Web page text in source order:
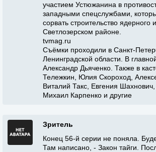
участием Устюжанина в
западными спецслужбами,
сорвать строительство ядерного
Светлозерском районе.
tvmag.ru
Съёмки проходили в Санкт-
Ленинградской области. В
Александр Дьяченко. Также в
Тележкин, Юлия Скороход,
Виталий Такс, Евгения
Михаил Карпенко и другие
Зритель
Конец 56-й серии не поняла.
Там написано, - Закон тайги.